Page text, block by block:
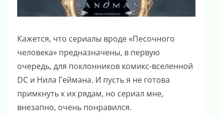
Кажется, что сериалы вроде «Песочного
человека» предназначены, в первую
очередь, для поклонников комикс-вселенной
DC и Нила Геймана. И пусть я не готова
примкнуть к их рядам, но сериал мне,
внезапно, очень понравился.